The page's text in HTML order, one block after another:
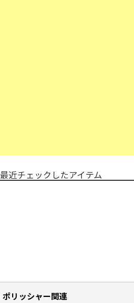
最近チェックしたアイテム
ポリッシャー関連